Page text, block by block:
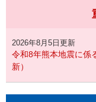
2026年8月5日更新
令和8年熊本地震に係
新）